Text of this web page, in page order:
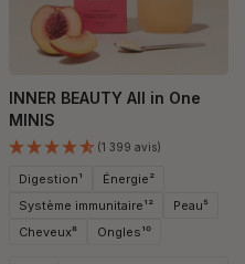
INNER BEAUTY All in One
MINIS
(1 399 avis)
Digestion¹
Énergie²
Système immunitaire¹²
Peau⁵
Cheveux⁸
Ongles¹⁰